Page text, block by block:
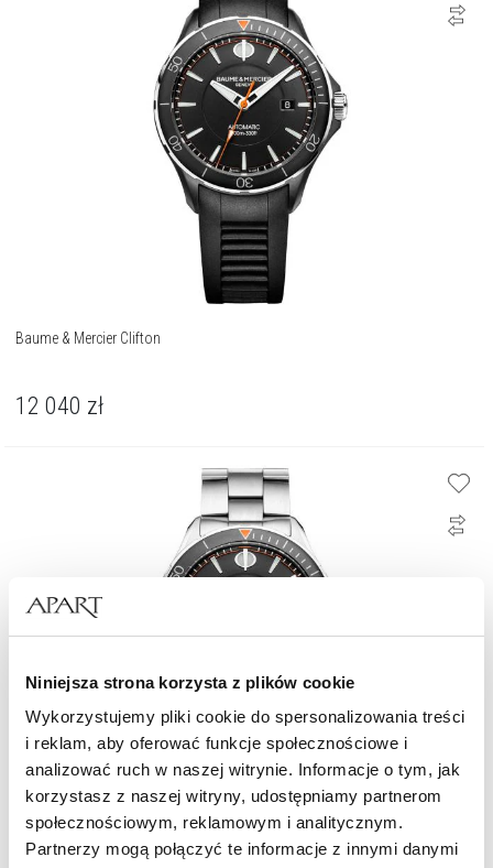
Niniejsza strona korzysta z plików cookie
Wykorzystujemy pliki cookie do spersonalizowania treści
i reklam, aby oferować funkcje społecznościowe i
analizować ruch w naszej witrynie. Informacje o tym, jak
korzystasz z naszej witryny, udostępniamy partnerom
społecznościowym, reklamowym i analitycznym.
Partnerzy mogą połączyć te informacje z innymi danymi
Baume & Mercier Clifton
12 040 zł
Baume & Mercier Clifton Club